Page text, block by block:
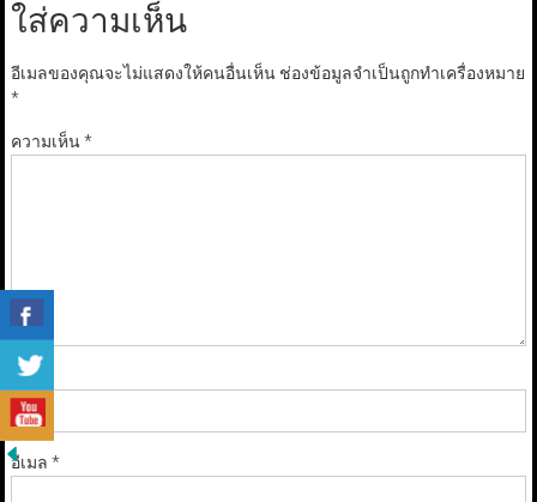
ใส่ความเห็น
อีเมลของคุณจะไม่แสดงให้คนอื่นเห็น ช่องข้อมูลจำเป็นถูกทำเครื่องหมาย
*
ความเห็น*
ชื่อ*
อีเมล *